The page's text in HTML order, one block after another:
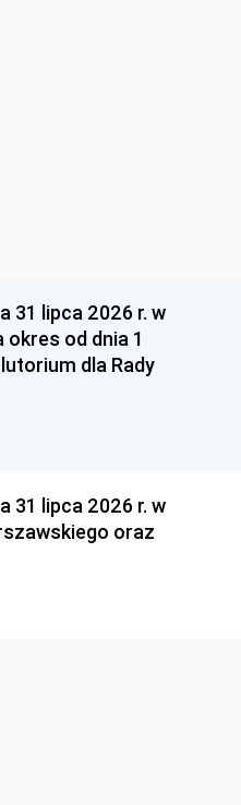
31 lipca 2026 r. w
od dnia 1
dla Rady
31 lipca 2026 r. w
oraz